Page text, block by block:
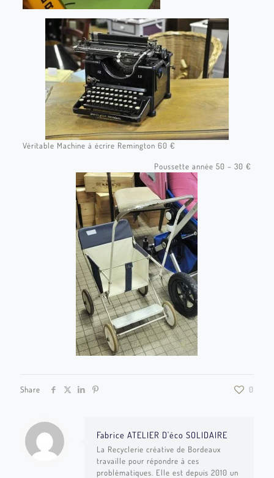
Véritable Machine à écrire Remington 60 €
Poussette année 50 – 30 €
Share 0
Fabrice ATELIER D'éco SOLIDAIRE
La Recyclerie créative de Bordeaux
travaille pour répondre à ces
problématiques. Elle est depuis 2010 un